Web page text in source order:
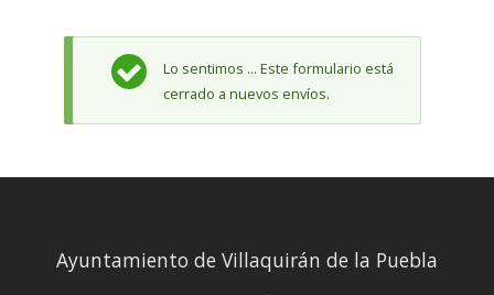
Mensaje de estado
Lo sentimos ... Este formulario está
cerrado a nuevos envíos.
Ayuntamiento de Villaquirán de la Puebla